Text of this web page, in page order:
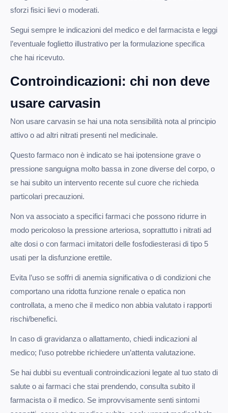
sforzi fisici lievi o moderati.
Segui sempre le indicazioni del medico e del farmacista e leggi
l’eventuale foglietto illustrativo per la formulazione specifica
che hai ricevuto.
Controindicazioni: chi non deve
usare carvasin
Non usare carvasin se hai una nota sensibilità nota al principio
attivo o ad altri nitrati presenti nel medicinale.
Questo farmaco non è indicato se hai ipotensione grave o
pressione sanguigna molto bassa in zone diverse del corpo, o
se hai subito un intervento recente sul cuore che richieda
particolari precauzioni.
Non va associato a specifici farmaci che possono ridurre in
modo pericoloso la pressione arteriosa, soprattutto i nitrati ad
alte dosi o con farmaci imitatori delle fosfodiesterasi di tipo 5
usati per la disfunzione erettile.
Evita l’uso se soffri di anemia significativa o di condizioni che
comportano una ridotta funzione renale o epatica non
controllata, a meno che il medico non abbia valutato i rapporti
rischi/benefici.
In caso di gravidanza o allattamento, chiedi indicazioni al
medico; l’uso potrebbe richiedere un’attenta valutazione.
Se hai dubbi su eventuali controindicazioni legate al tuo stato di
salute o ai farmaci che stai prendendo, consulta subito il
farmacista o il medico. Se improvvisamente senti sintomi